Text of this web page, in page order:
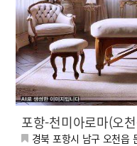
포항-천미아로마(오
경북 포항시 남구 오천읍